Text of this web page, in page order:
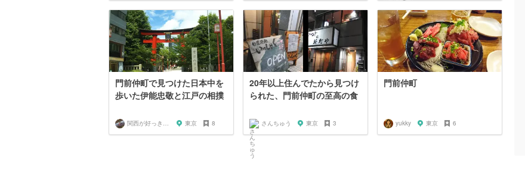
門前仲町で見つけた日本中を
歩いた伊能忠敬と江戸の相撲
関西が好っきゃねん 東京 8
20年以上住んでたから見つけ
られた、門前仲町の至高の食
さんちゅう 東京 3
門前仲町
yukky 東京 6